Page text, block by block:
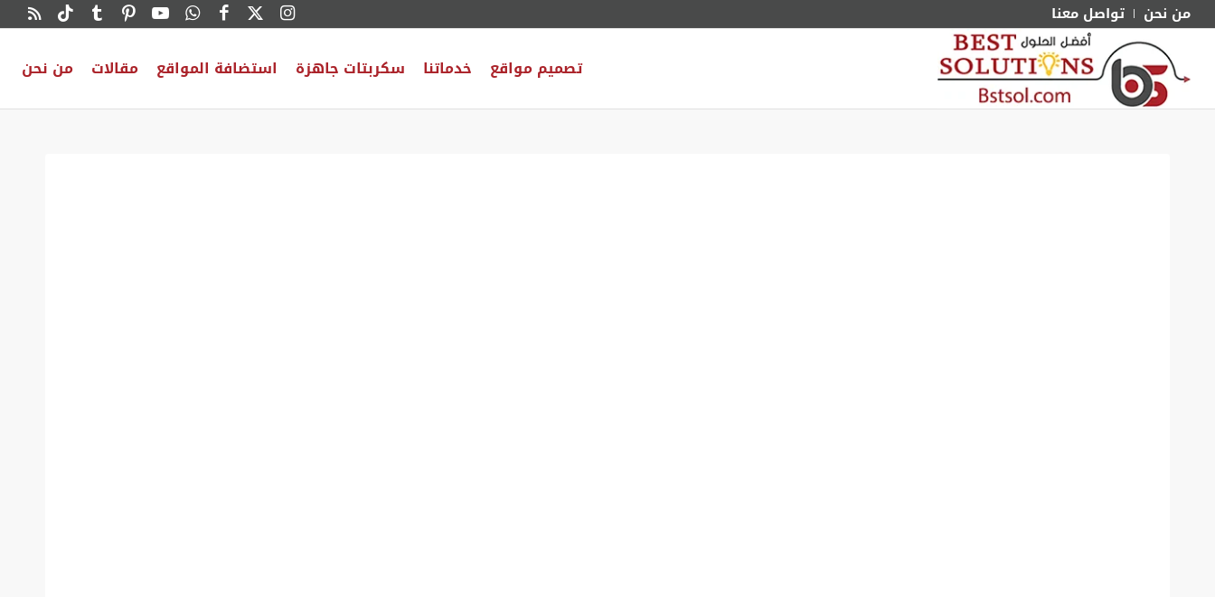
من نحن تواصل معنا
تصميم مواقع خدماتنا سكربتات جاهزة استضافة المواقع مقالات من نحن